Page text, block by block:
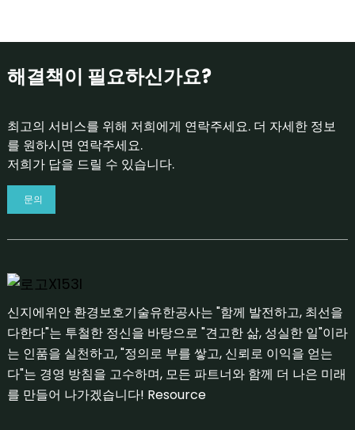
해결책이 필요하신가요?
최고의 서비스를 위해 저희에게 연락주세요. 더 자세한 정보
를 원하시면 연락주세요.
저희가 답을 드릴 수 있습니다.
문의
신지에위안 환경보호기술유한공사는 "함께 발전하고, 최선을
다한다"는 투철한 정신을 바탕으로 "견고한 삶, 성실한 일"이라
는 인품을 실천하고, "정의로 부를 쌓고, 신뢰로 이익을 얻는
다"는 경영 방침을 고수하며, 모든 파트너와 함께 더 나은 미래
를 만들어 나가겠습니다! Resource